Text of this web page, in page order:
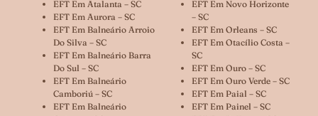
EFT Em Atalanta – SC
EFT Em Aurora – SC
EFT Em Balneário Arroio
Do Silva – SC
EFT Em Balneário Barra
Do Sul – SC
EFT Em Balneário
Camboriú – SC
EFT Em Balneário
EFT Em Novo Horizonte
– SC
EFT Em Orleans – SC
EFT Em Otacílio Costa –
SC
EFT Em Ouro – SC
EFT Em Ouro Verde – SC
EFT Em Paial – SC
EFT Em Painel – SC